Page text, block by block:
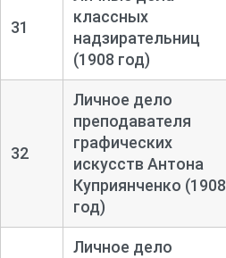
31
классных
надзирательниц
(1908 год)
32
Личное дело
преподавателя
графических
искусств Антона
Куприянченко (1908
год)
Личное дело